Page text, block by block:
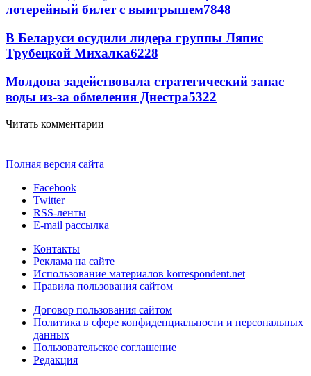
лотерейный билет с выигрышем7848
В Беларуси осудили лидера группы Ляпис
Трубецкой Михалка6228
Молдова задействовала стратегический запас
воды из-за обмеления Днестра5322
Читать комментарии
Полная версия сайта
Facebook
Twitter
RSS-ленты
E-mail рассылка
Контакты
Реклама на сайте
Использование материалов korrespondent.net
Правила пользования сайтом
Договор пользования сайтом
Политика в сфере конфиденциальности и персональных
данных
Пользовательское соглашение
Редакция